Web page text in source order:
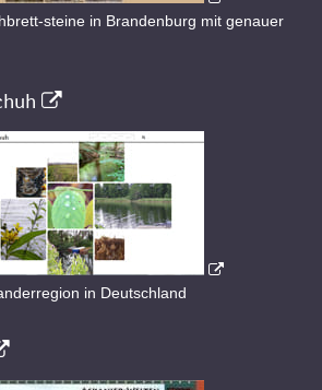
steine in Brandenburg mit genauer
in Deutschland